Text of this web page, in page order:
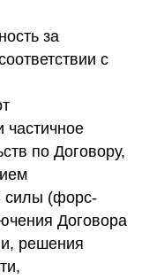
за
с
частичное
по Договору,
силы (форс-
Договора
решения